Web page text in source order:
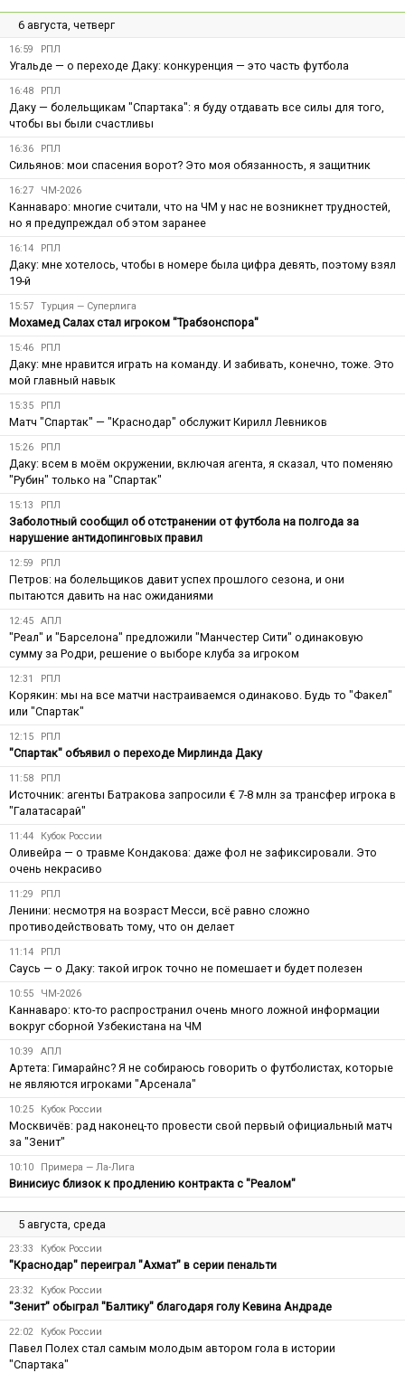
6 августа, четверг
16:59 РПЛ
Угальде — о переходе Даку: конкуренция — это часть футбола
16:48 РПЛ
Даку — болельщикам "Спартака": я буду отдавать все силы для того,
чтобы вы были счастливы
16:36 РПЛ
Сильянов: мои спасения ворот? Это моя обязанность, я защитник
16:27 ЧМ-2026
Каннаваро: многие считали, что на ЧМ у нас не возникнет трудностей,
но я предупреждал об этом заранее
16:14 РПЛ
Даку: мне хотелось, чтобы в номере была цифра девять, поэтому взял
19-й
15:57 Турция — Суперлига
Мохамед Салах стал игроком "Трабзонспора"
15:46 РПЛ
Даку: мне нравится играть на команду. И забивать, конечно, тоже. Это
мой главный навык
15:35 РПЛ
Матч "Спартак" — "Краснодар" обслужит Кирилл Левников
15:26 РПЛ
Даку: всем в моём окружении, включая агента, я сказал, что поменяю
"Рубин" только на "Спартак"
15:13 РПЛ
Заболотный сообщил об отстранении от футбола на полгода за
нарушение антидопинговых правил
12:59 РПЛ
Петров: на болельщиков давит успех прошлого сезона, и они
пытаются давить на нас ожиданиями
12:45 АПЛ
"Реал" и "Барселона" предложили "Манчестер Сити" одинаковую
сумму за Родри, решение о выборе клуба за игроком
12:31 РПЛ
Корякин: мы на все матчи настраиваемся одинаково. Будь то "Факел"
или "Спартак"
12:15 РПЛ
"Спартак" объявил о переходе Мирлинда Даку
11:58 РПЛ
Источник: агенты Батракова запросили € 7-8 млн за трансфер игрока в
"Галатасарай"
11:44 Кубок России
Оливейра — о травме Кондакова: даже фол не зафиксировали. Это
очень некрасиво
11:29 РПЛ
Ленини: несмотря на возраст Месси, всё равно сложно
противодействовать тому, что он делает
11:14 РПЛ
Саусь — о Даку: такой игрок точно не помешает и будет полезен
10:55 ЧМ-2026
Каннаваро: кто-то распространил очень много ложной информации
вокруг сборной Узбекистана на ЧМ
10:39 АПЛ
Артета: Гимарайнс? Я не собираюсь говорить о футболистах, которые
не являются игроками "Арсенала"
10:25 Кубок России
Москвичёв: рад наконец-то провести свой первый официальный матч
за "Зенит"
10:10 Примера — Ла-Лига
Винисиус близок к продлению контракта с "Реалом"
5 августа, среда
23:33 Кубок России
"Краснодар" переиграл "Ахмат" в серии пенальти
23:32 Кубок России
"Зенит" обыграл "Балтику" благодаря голу Кевина Андраде
22:02 Кубок России
Павел Полех стал самым молодым автором гола в истории
"Спартака"